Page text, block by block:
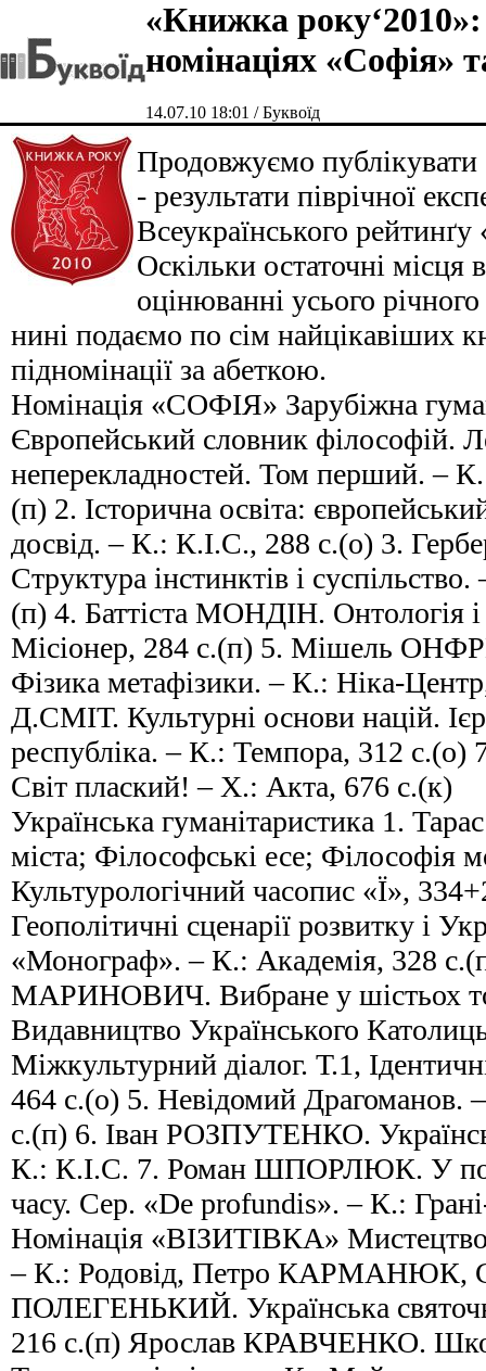
«Книжка року‘2010»:
номінаціях «Софія»
14.07.10 18:01 / Буквоїд
Продовжуємо публікувати
- результати піврічної
Всеукраїнського
Оскільки остаточні місця
оцінюванні усього
нині подаємо по сім найцікавіших
підномінації за абеткою.
Номінація «СОФІЯ» Зарубіжна
Європейський словник філософій.
неперекладностей. Том перший. –
(п) 2. Історична освіта:
досвід. – К.: К.І.С., 288 с.(о) 3.
Структура інстинктів і
(п) 4. Баттіста МОНДІН. Онтологія
Місіонер, 284 с.(п) 5. Мішель
Фізика метафізики. – К.: Ніка-
Д.СМІТ. Культурні основи націй.
республіка. – К.: Темпора, 312
Світ плаский! – Х.: Акта, 676 с.(к)
Українська гуманітаристика 1.
міста; Філософські есе; Філософія
Культурологічний часопис «Ї»,
Геополітичні сценарії розвитку і
«Монограф». – К.: Академія, 328
МАРИНОВИЧ. Вибране у шістьох
Видавництво Українського
Міжкультурний діалог. Т.1,
464 с.(о) 5. Невідомий Драгоманов.
с.(п) 6. Іван РОЗПУТЕНКО.
К.: К.І.С. 7. Роман ШПОРЛЮК. У
часу. Сер. «De profundis». – К.:
Номінація «ВІЗИТІВКА»
– К.: Родовід, Петро КАРМАНЮК,
ПОЛЕГЕНЬКИЙ. Українська
216 с.(п) Ярослав КРАВЧЕНКО.